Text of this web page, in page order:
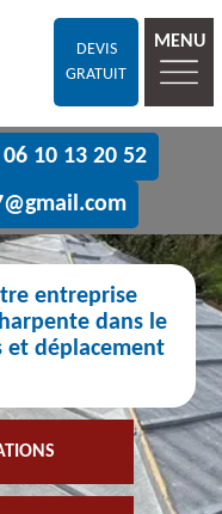
DEVIS
GRATUIT
MENU
06 10 13 20 52
entreprise
dans le
et déplacement